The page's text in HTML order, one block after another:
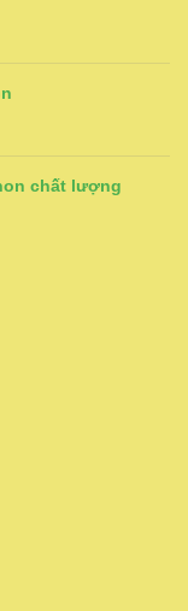
chất lượng